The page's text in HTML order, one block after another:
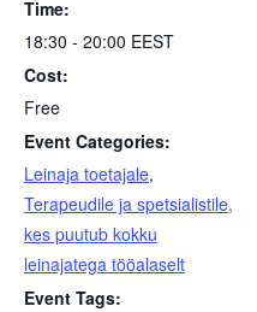
Time:
18:30 - 20:00 EEST
Cost:
Free
Event Categories:
Leinaja toetajale,
Terapeudile ja spetsialistile,
kes puutub kokku
leinajatega tööalaselt
Event Tags: